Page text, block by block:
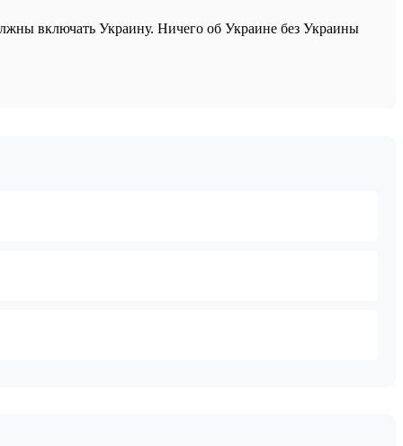
включать Украину. Ничего об Украине без Украины